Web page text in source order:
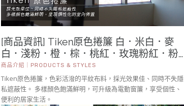
[商品資訊] Tiken原色捲簾 白．米白．麥
白．淺粉．橙．棕．桃紅．玫瑰粉紅．粉
紅．米黃．黃．綠．灰藍．土耳其藍．海
軍藍．深藍．紫．淺紫．灰．深灰．黑
商品介紹｜PRODUCTS & STYLES
Tiken原色捲簾，色彩活潑的平紋布料，採光效果佳、同時不失隱
私遮蔽性。 多樣顏色飽滿鮮明，可升級為電動窗簾，享受個性、
便利的居家生活。